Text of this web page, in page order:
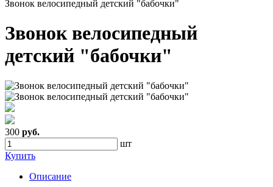
Звонок велосипедный детский "бабочки"
Звонок велосипедный
детский "бабочки"
300 руб.
шт
Купить
Описание